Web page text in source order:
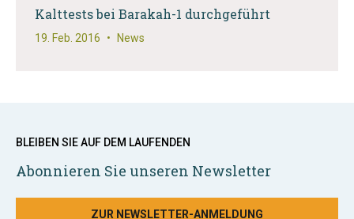
Kalttests bei Barakah-1 durchgeführt
19. Feb. 2016 • News
BLEIBEN SIE AUF DEM LAUFENDEN
Abonnieren Sie unseren Newsletter
ZUR NEWSLETTER-ANMELDUNG